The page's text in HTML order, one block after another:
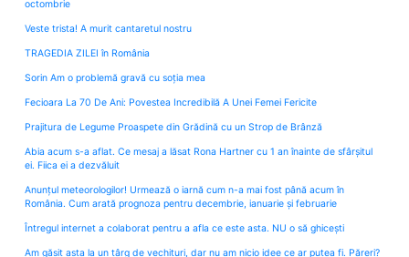
octombrie
Veste trista! A murit cantaretul nostru
TRAGEDIA ZILEI în România
Sorin Am o problemă gravă cu soția mea
Fecioara La 70 De Ani: Povestea Incredibilă A Unei Femei Fericite
Prajitura de Legume Proaspete din Grădină cu un Strop de Brânză
Abia acum s-a aflat. Ce mesaj a lăsat Rona Hartner cu 1 an înainte de sfârșitul
ei. Fiica ei a dezvăluit
Anunțul meteorologilor! Urmează o iarnă cum n-a mai fost până acum în
România. Cum arată prognoza pentru decembrie, ianuarie și februarie
Întregul internet a colaborat pentru a afla ce este asta. NU o să ghicești
Am găsit asta la un târg de vechituri, dar nu am nicio idee ce ar putea fi. Păreri?